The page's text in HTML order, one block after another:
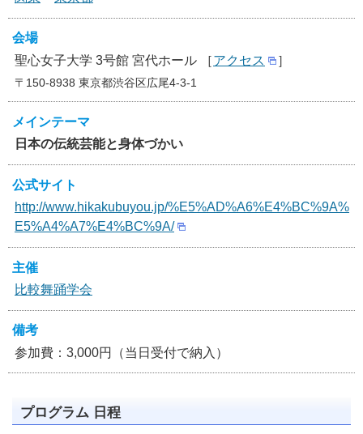
会場
聖心女子大学 3号館 宮代ホール ［アクセス ］
〒150-8938 東京都渋谷区広尾4-3-1
メインテーマ
日本の伝統芸能と身体づかい
公式サイト
http://www.hikakubuyou.jp/%E5%AD%A6%E4%BC%9A%
E5%A4%A7%E4%BC%9A/
主催
比較舞踊学会
備考
参加費：3,000円（当日受付で納入）
プログラム 日程